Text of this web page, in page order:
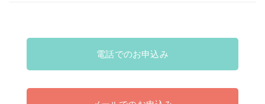
電話でのお申込み